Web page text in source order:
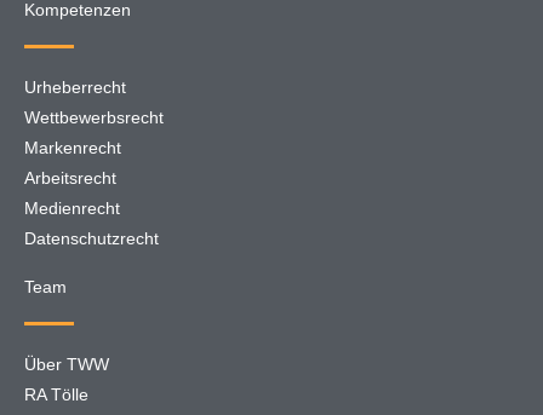
Kompetenzen
Urheberrecht
Wettbewerbsrecht
Markenrecht
Arbeitsrecht
Medienrecht
Datenschutzrecht
Team
Über TWW
RA Tölle